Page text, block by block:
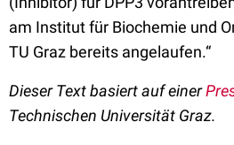
am Institut für Biochemie und
TU Graz bereits angelaufen.“
Dieser Text basiert auf einer
Technischen Universität Graz.